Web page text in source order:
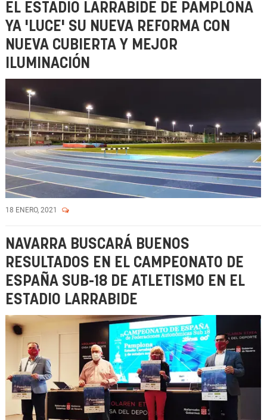
EL ESTADIO LARRABIDE DE PAMPLONA
YA 'LUCE' SU NUEVA REFORMA CON
NUEVA CUBIERTA Y MEJOR
ILUMINACIÓN
18 ENERO, 2021
NAVARRA BUSCARÁ BUENOS
RESULTADOS EN EL CAMPEONATO DE
ESPAÑA SUB-18 DE ATLETISMO EN EL
ESTADIO LARRABIDE